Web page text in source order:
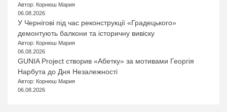
Автор: Корнюш Мария
06.08.2026
У Чернігові під час реконструкції «Градецького»
демонтують балкони та історичну вивіску
Автор: Корнюш Мария
06.08.2026
GUNIA Project створив «Абетку» за мотивами Георгія
Нарбута до Дня Незалежності
Автор: Корнюш Мария
06.08.2026